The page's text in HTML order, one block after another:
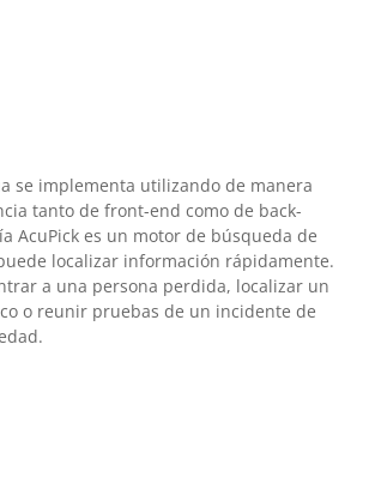
se implementa utilizando de manera
tanto de front-end como de back-
AcuPick es un motor de búsqueda de
localizar información rápidamente.
a una persona perdida, localizar un
o reunir pruebas de un incidente de